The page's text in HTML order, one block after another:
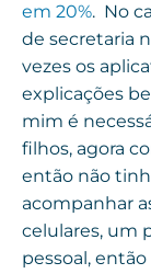
em 20%. No
de secretaria
vezes os
explicações
mim é
filhos, agora
então não
acompanhar
celulares, um
pessoal,